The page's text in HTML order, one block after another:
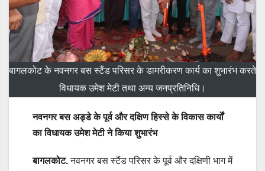
बागलकोट के नवनगर बस स्टैंड परिसर के डामरीकरण कार्य का शुभारंभ करते
विधायक उमेश मेटी तथा अन्य जनप्रतिनिधि।
नवनगर बस अड्डे के पूर्व और दक्षिण हिस्से के विकास कार्यों
का विधायक उमेश मेटी ने किया शुभारंभ
बागलकोट.नवनगर बस स्टैंड परिसर के पूर्व और दक्षिणी भाग में